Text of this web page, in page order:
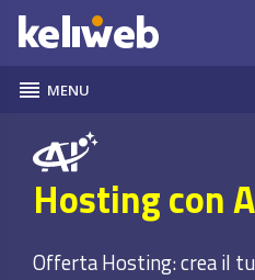
reorder MENU
Hosting con
Offerta Hosting: crea il